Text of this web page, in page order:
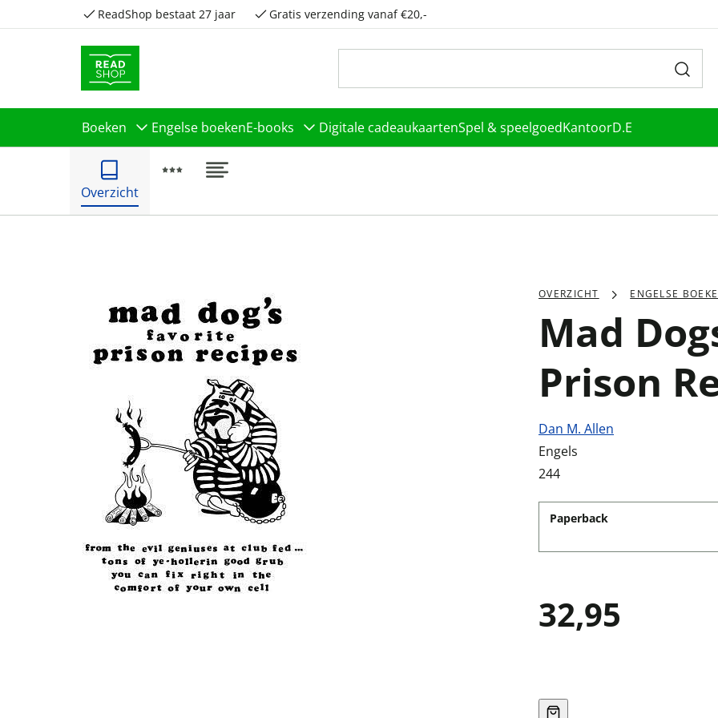
ReadShop bestaat 27 jaar Gratis verzending vanaf €20,-
Boeken Engelse boekenE-books Digitale cadeaukaartenSpel & speelgoedKantoorD.E
Overzicht
OVERZICHT ENGELSE
Mad
Prison
Dan M. Allen
Engels
244
Paperback
32,95